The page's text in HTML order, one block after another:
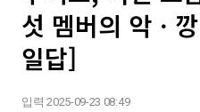
섯 멤버의 악ㆍ
일답]
입력 2025-09-23 08:49